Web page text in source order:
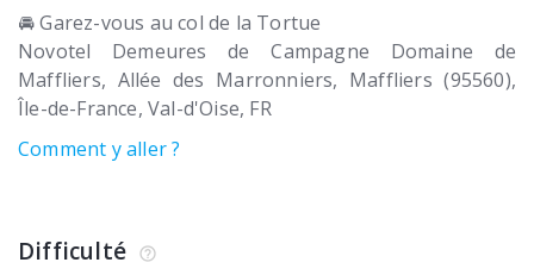
🚘 Garez-vous au col de la Tortue
Novotel Demeures de Campagne Domaine de
Maffliers
Allée des Marronniers
Maffliers (95560)
Île-de-France, Val-d'Oise FR
Comment y aller ?
Difficulté